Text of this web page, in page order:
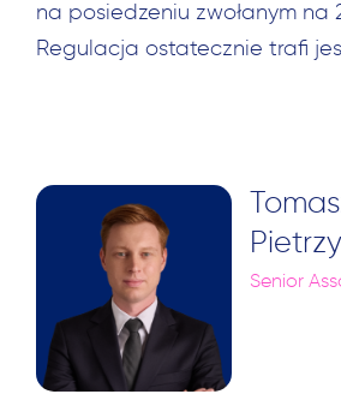
na posiedzeniu zwołanym na
Regulacja ostatecznie trafi
Senior